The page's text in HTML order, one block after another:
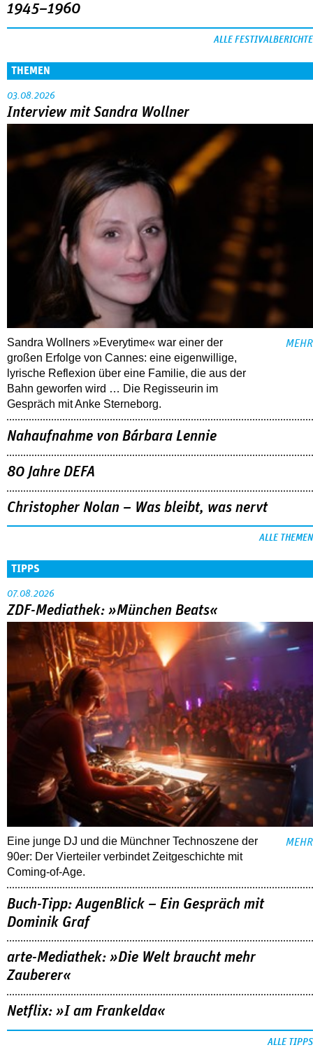
1945–1960
ALLE FESTIVALBERICHTE
THEMEN
03.08.2026
Interview mit Sandra Wollner
Sandra Wollners »Everytime« war einer der
großen Erfolge von Cannes: eine eigenwillige,
lyrische Reflexion über eine ­Familie, die aus der
Bahn geworfen wird … Die Regisseurin im
Gespräch mit Anke Sterneborg.
MEHR
Nahaufnahme von Bárbara Lennie
80 Jahre DEFA
Christopher Nolan – Was bleibt, was nervt
ALLE THEMEN
TIPPS
07.08.2026
ZDF-Mediathek: »München Beats«
Eine junge DJ und die Münchner Technoszene der
90er: Der Vierteiler verbindet Zeitgeschichte mit
Coming-of-Age.
MEHR
Buch-Tipp: AugenBlick – Ein Gespräch mit
Dominik Graf
arte-Mediathek: »Die Welt braucht mehr
Zauberer«
Netflix: »I am Frankelda«
ALLE TIPPS